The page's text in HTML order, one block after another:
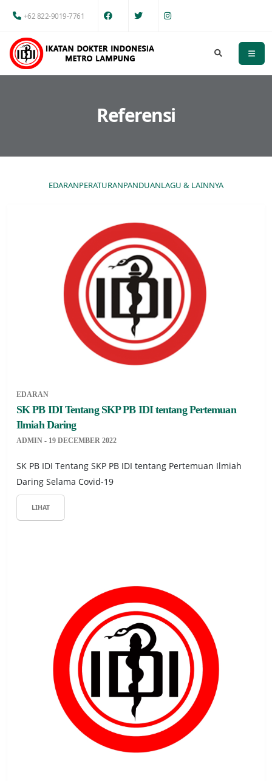
+62 822-9019-7761
Referensi
EDARANPERATURANPANDUANLAGU & LAINNYA
EDARAN
SK PB IDI Tentang SKP PB IDI tentang Pertemuan
Ilmiah Daring
ADMIN - 19 DECEMBER 2022
SK PB IDI Tentang SKP PB IDI tentang Pertemuan Ilmiah
Daring Selama Covid-19
LIHAT